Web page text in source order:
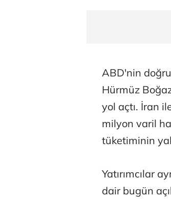
ABD'nin
Hürmüz
yol açtı. İran
milyon varil
tüketiminin
Yatırımcılar
dair bugün